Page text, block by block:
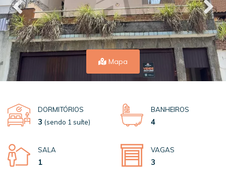
Mapa
DORMITÓRIOS
3 (sendo 1 suíte)
BANHEIROS
4
SALA
1
VAGAS
3